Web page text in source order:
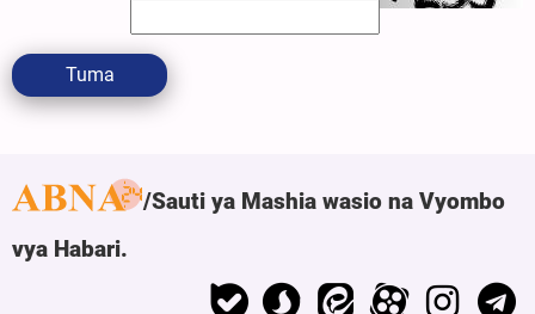
Tuma
Sauti ya Mashia wasio na Vyombo
vya Habari.